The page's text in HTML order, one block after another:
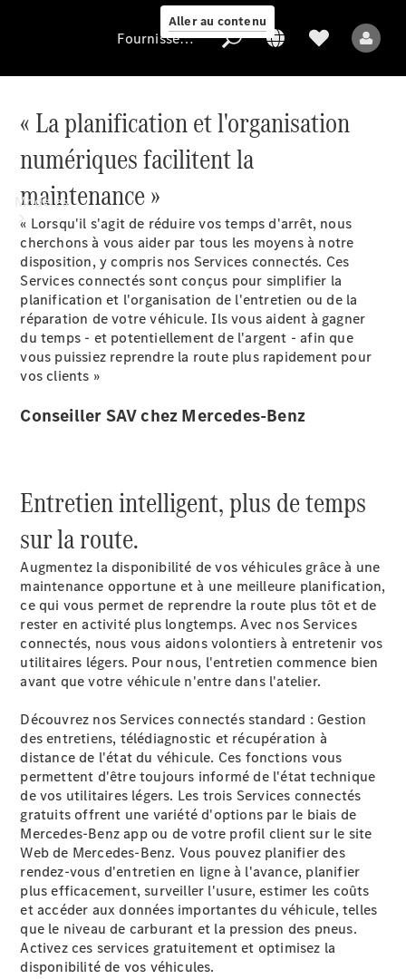
Aller au contenu
Fournisseur /
Protection des
données
Modèles
Tous les modèles
Tous les
Sprinter
Sprinter
Fourgon
Sprinter
Tourer
Sprinter
Châssis
Cabine
Sprinter
Châssis
Cabine
double
Sprinter
Châssis à
benne
Configurateur
Mercedes-
Benz Store
Vito
Fournisseur / Protection des données
« La planification et l'organisation
numériques facilitent la
maintenance »
« Lorsqu'il s'agit de réduire vos temps d'arrêt, nous
cherchons à vous aider par tous les moyens à notre
disposition, y compris nos Services connectés. Ces
Services connectés sont conçus pour simplifier la
planification et l'organisation de l'entretien ou de la
réparation de votre véhicule. Ils vous aident à gagner
du temps - et potentiellement de l'argent - afin que
vous puissiez reprendre la route plus rapidement pour
vos clients »
Conseiller SAV chez Mercedes-Benz
Entretien intelligent, plus de temps
sur la route.
Augmentez la disponibilité de vos véhicules grâce à une
maintenance opportune et à une meilleure planification,
ce qui vous permet de reprendre la route plus tôt et de
rester en activité plus longtemps. Avec nos Services
connectés, nous vous aidons volontiers à entretenir vos
utilitaires légers. Pour nous, l'entretien commence bien
avant que votre véhicule n'entre dans l'atelier.
Découvrez nos Services connectés standard : Gestion
des entretiens, télédiagnostic et récupération à
distance de l'état du véhicule. Ces fonctions vous
permettent d'être toujours informé de l'état technique
de vos utilitaires légers. Les trois Services connectés
gratuits offrent une variété d'options par le biais de
Mercedes-Benz app ou de votre profil client sur le site
Web de Mercedes-Benz. Vous pouvez planifier des
rendez-vous d'entretien en ligne à l'avance, planifier
plus efficacement, surveiller l'usure, estimer les coûts
et accéder aux données importantes du véhicule, telles
que le niveau de carburant et la pression des pneus.
Activez ces services gratuitement et optimisez la
disponibilité de vos véhicules.